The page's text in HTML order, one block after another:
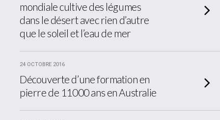
mondiale cultive des légumes
dans le désert avec rien d’autre
que le soleil et l’eau de mer
24 OCTOBRE 2016
Découverte d’une formation en
pierre de 11000 ans en Australie